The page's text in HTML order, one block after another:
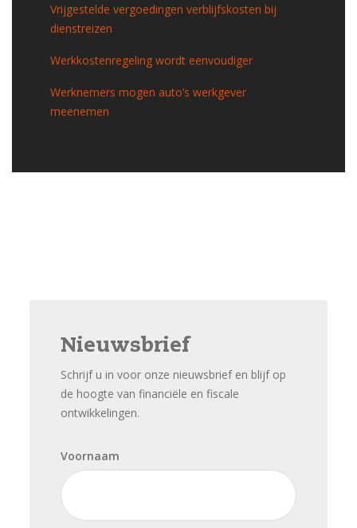
Vrijgestelde vergoedingen verblijfskosten bij
dienstreizen
Werkkostenregeling wordt eenvoudiger
Werknemers mogen auto’s werkgever
meenemen
Nieuwsbrief
Schrijf u in voor onze nieuwsbrief en blijf op
de hoogte van financiële en fiscale
ontwikkelingen.
Voornaam